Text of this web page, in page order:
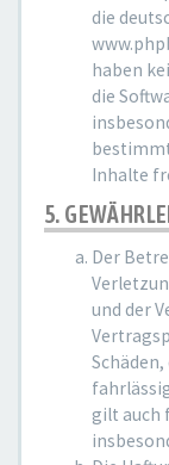
die
haben
die
Inhalte
5.
Der
und der
gilt auch